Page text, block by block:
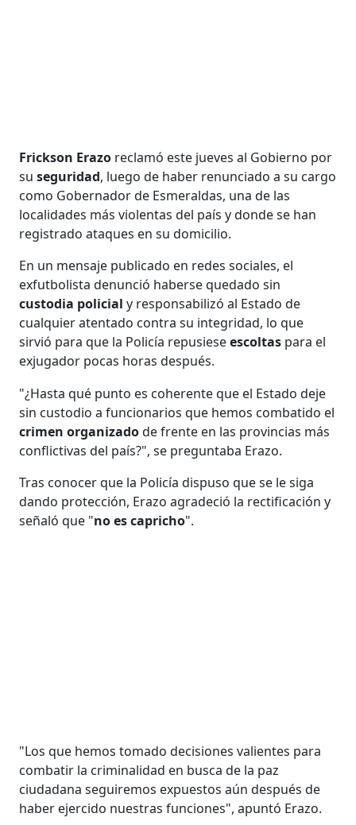
Frickson Erazo reclamó este jueves al Gobierno por
suseguridad, luego de haber renunciado a su cargo
como Gobernador de Esmeraldas, una de las
localidades más violentas del país y donde se han
registrado ataques en su domicilio.
En un mensaje publicado en redes sociales, el
exfutbolista denunció haberse quedado sin
custodia policialy responsabilizó al Estado de
cualquier atentado contra su integridad, lo que
sirvió para que la Policía repusieseescoltas para el
exjugador pocas horas después.
"¿Hasta qué punto es coherente que el Estado deje
sin custodio a funcionarios que hemos combatido el
crimen organizadode frente en las provincias más
conflictivas del país?", se preguntaba Erazo.
Tras conocer que la Policía dispuso que se le siga
dando protección, Erazo agradeció la rectificación y
señaló que "no es capricho".
"Los que hemos tomado decisiones valientes para
combatir la criminalidad en busca de la paz
ciudadana seguiremos expuestos aún después de
haber ejercido nuestras funciones", apuntó Erazo.